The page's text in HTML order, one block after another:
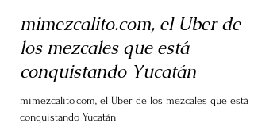
mimezcalito.com, el Uber de
los mezcales que está
conquistando Yucatán
mimezcalito.com, el Uber de los mezcales que está
conquistando Yucatán